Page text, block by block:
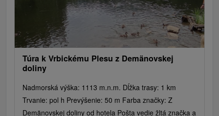
Túra k Vrbickému Plesu z Demänovskej
doliny
Nadmorská výška: 1113 m.n.m. Dĺžka trasy: 1 km
Trvanie: pol h Prevýšenie: 50 m Farba značky: Z
Demänovskej doliny od hotela Pošta vedie žltá značka a